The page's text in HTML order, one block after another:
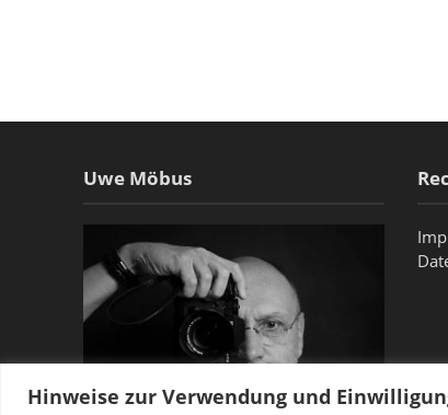
Hinweise zur Verwendung und
Uwe Möbus